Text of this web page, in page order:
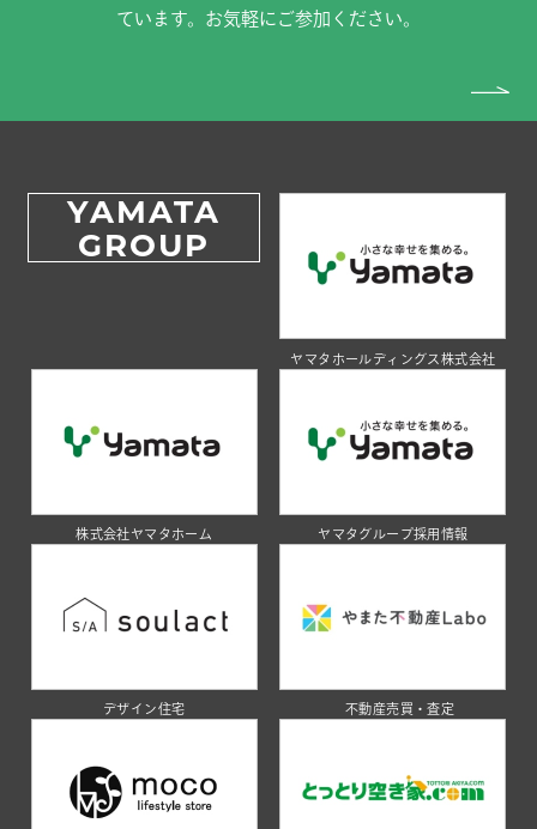
ています。お気軽にご参加ください。
YAMATA
GROUP
ヤマタホールディングス株式会社
株式会社ヤマタホーム ヤマタグループ採用情報
デザイン住宅 不動産売買・査定